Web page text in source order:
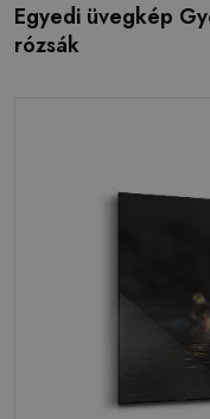
Egyedi üvegkép
rózsák